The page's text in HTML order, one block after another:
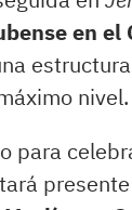
en
nivel.
para